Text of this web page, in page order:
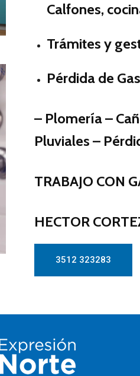
Calfones,
Trámites y
Pérdida de
– Plomería –
Pluviales –
TRABAJO CON
HECTOR
3512 323283